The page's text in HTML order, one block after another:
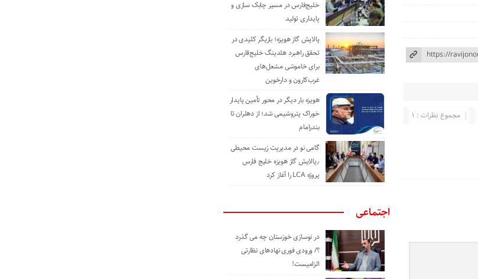
مجموع نظرات : 1
خلیج‌فارس در مسیر چابک سازی و
پایداری تولید
پالایش گاز هویزه؛ بازیگر کلیدی در
تحقق راهبرد هلدینگ خلیج‌فارس
برای خاموشی مشعل‌های
غرب‌کارون و دارخوین
هویزه بار دیگر در محور تأمین پایدار
خوراک پتروشیمی شد؛ از دهلران تا
بندرامام
گامی نو در مدیریت زیست ‌محیطی
٫پالایش گاز هویزه خلیج ‌فارس
پروژه LCA را آغاز کرد
اجتماعی
در نوسازی خوزستان چه می گذرد
؟/ ورودی فوری نهادهای نظارتی
الزامیست!